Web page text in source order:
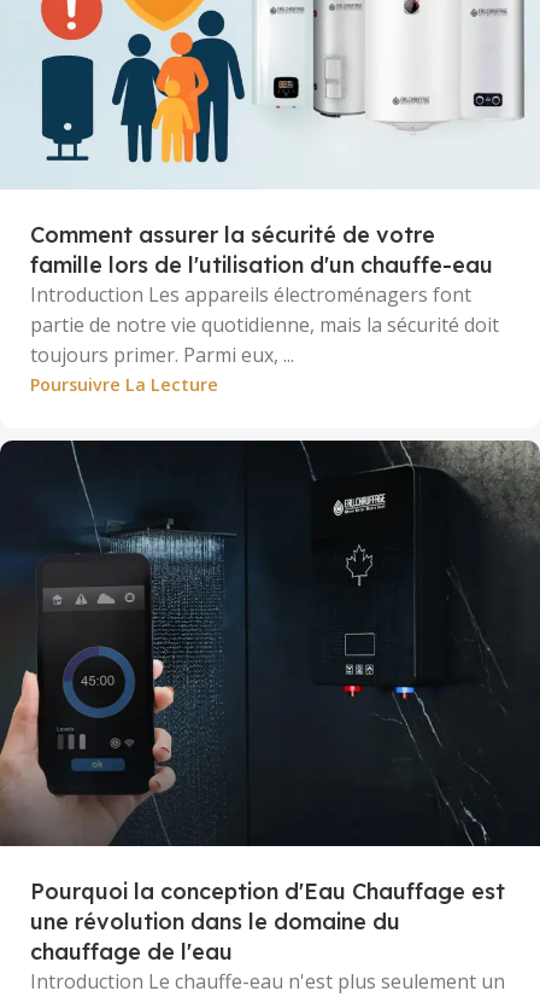
Comment assurer la sécurité de votre
famille lors de l'utilisation d'un chauffe-eau
Introduction Les appareils électroménagers font
partie de notre vie quotidienne, mais la sécurité doit
toujours primer. Parmi eux, ...
Poursuivre La Lecture
Pourquoi la conception d'Eau Chauffage est
une révolution dans le domaine du
chauffage de l'eau
Introduction Le chauffe-eau n'est plus seulement un